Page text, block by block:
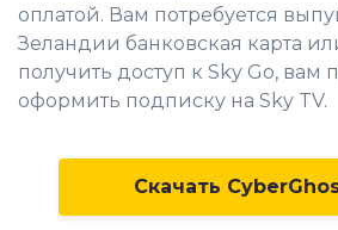
оплатой. Вам потребуется
Зеландии банковская карта
получить доступ к Sky Go, вам
оформить подписку на Sky TV.
Скачать